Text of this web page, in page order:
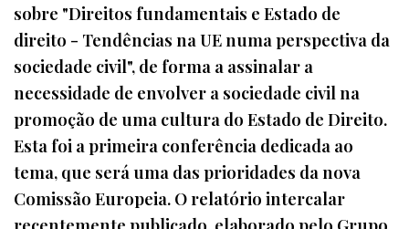
sobre "Direitos fundamentais e Estado de
direito - Tendências na UE numa perspectiva da
sociedade civil", de forma a assinalar a
necessidade de envolver a sociedade civil na
promoção de uma cultura do Estado de Direito.
Esta foi a primeira conferência dedicada ao
tema, que será uma das prioridades da nova
Comissão Europeia. O relatório intercalar